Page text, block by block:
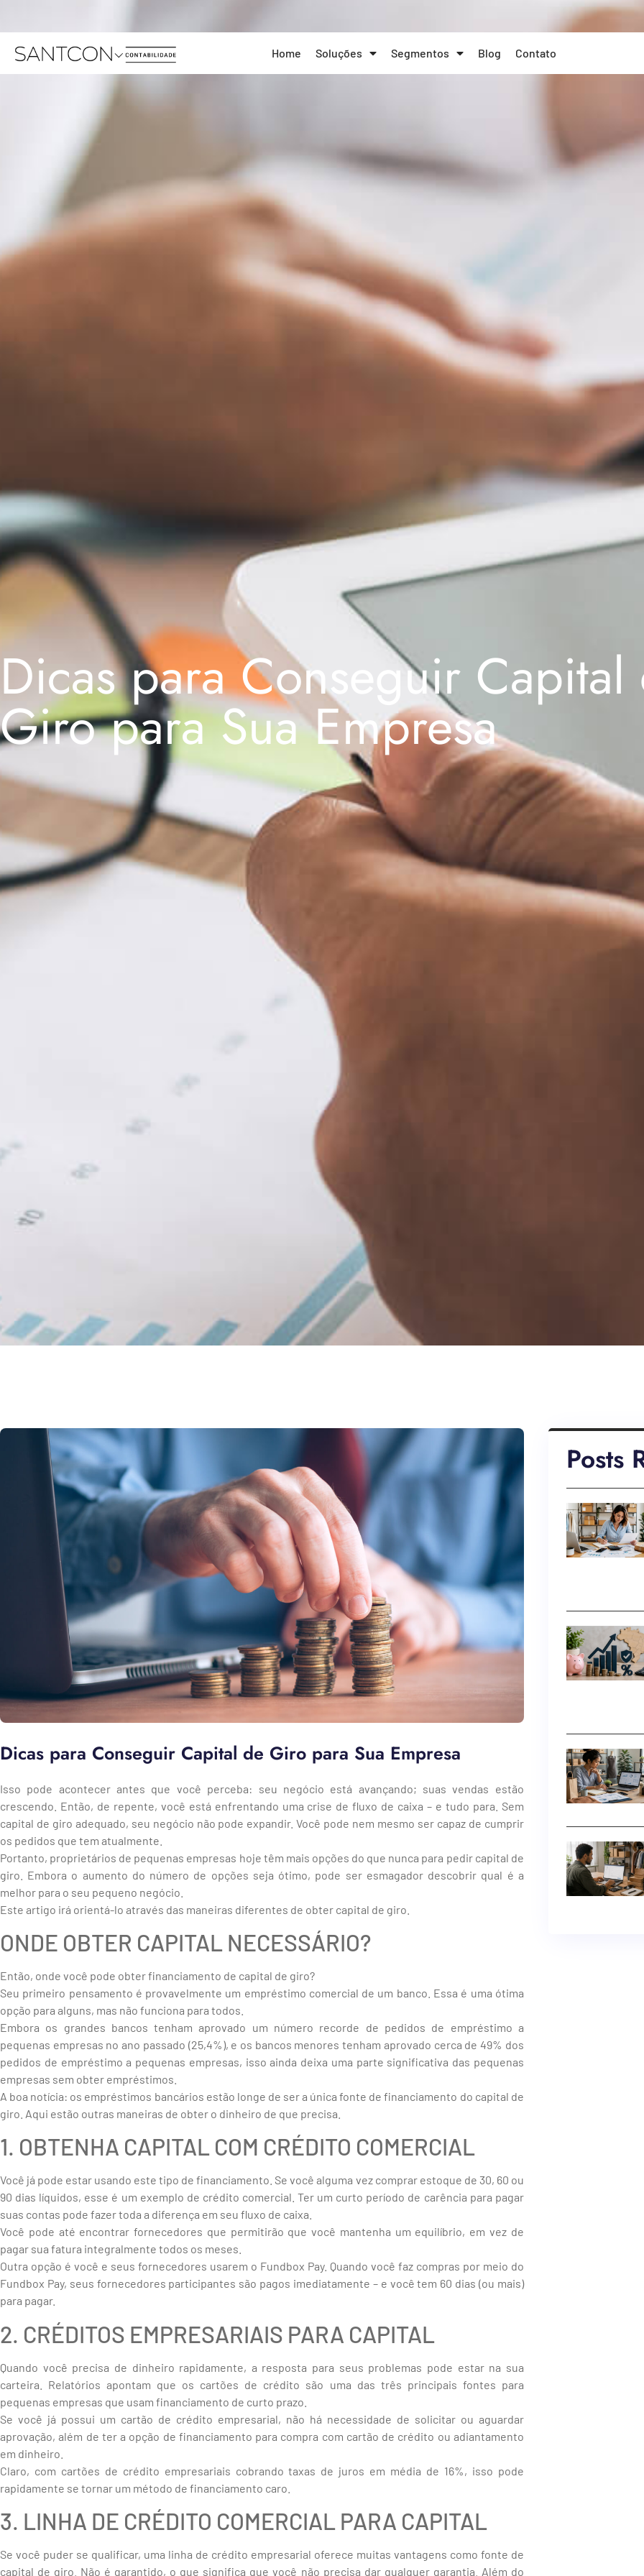
Home Soluções Segmentos Blog Contato
Dicas para Conseguir Capital
Giro para Sua Empresa
Dicas para Conseguir Capital de Giro para Sua Empresa
Isso pode acontecer antes que você perceba: seu negócio está avançando; suas vendas estão
crescendo. Então, de repente, você está enfrentando uma crise de fluxo de caixa – e tudo para. Sem
capital de giro adequado, seu negócio não pode expandir. Você pode nem mesmo ser capaz de cumprir
os pedidos que tem atualmente.
Portanto, proprietários de pequenas empresas hoje têm mais opções do que nunca para pedir capital de
giro. Embora o aumento do número de opções seja ótimo, pode ser esmagador descobrir qual é a
melhor para o seu pequeno negócio.
Este artigo irá orientá-lo através das maneiras diferentes de obter capital de giro.
ONDE OBTER CAPITAL NECESSÁRIO?
Então, onde você pode obter financiamento de capital de giro?
Seu primeiro pensamento é provavelmente um empréstimo comercial de um banco. Essa é uma ótima
opção para alguns, mas não funciona para todos.
Embora os grandes bancos tenham aprovado um número recorde de pedidos de empréstimo a
pequenas empresas no ano passado (25,4%), e os bancos menores tenham aprovado cerca de 49% dos
pedidos de empréstimo a pequenas empresas, isso ainda deixa uma parte significativa das pequenas
empresas sem obter empréstimos.
A boa notícia: os empréstimos bancários estão longe de ser a única fonte de financiamento do capital de
giro. Aqui estão outras maneiras de obter o dinheiro de que precisa.
1. OBTENHA CAPITAL COM CRÉDITO COMERCIAL
Você já pode estar usando este tipo de financiamento. Se você alguma vez comprar estoque de 30, 60 ou
90 dias líquidos, esse é um exemplo de crédito comercial. Ter um curto período de carência para pagar
suas contas pode fazer toda a diferença em seu fluxo de caixa.
Você pode até encontrar fornecedores que permitirão que você mantenha um equilíbrio, em vez de
pagar sua fatura integralmente todos os meses.
Outra opção é você e seus fornecedores usarem o Fundbox Pay. Quando você faz compras por meio do
Fundbox Pay, seus fornecedores participantes são pagos imediatamente – e você tem 60 dias (ou mais)
para pagar.
2. CRÉDITOS EMPRESARIAIS PARA CAPITAL
Quando você precisa de dinheiro rapidamente, a resposta para seus problemas pode estar na sua
carteira. Relatórios apontam que os cartões de crédito são uma das três principais fontes para
pequenas empresas que usam financiamento de curto prazo.
Se você já possui um cartão de crédito empresarial, não há necessidade de solicitar ou aguardar
aprovação, além de ter a opção de financiamento para compra com cartão de crédito ou adiantamento
em dinheiro.
Claro, com cartões de crédito empresariais cobrando taxas de juros em média de 16%, isso pode
rapidamente se tornar um método de financiamento caro.
3. LINHA DE CRÉDITO COMERCIAL PARA CAPITAL
Se você puder se qualificar, uma linha de crédito empresarial oferece muitas vantagens como fonte de
capital de giro. Não é garantido, o que significa que você não precisa dar qualquer garantia. Além do
Posts